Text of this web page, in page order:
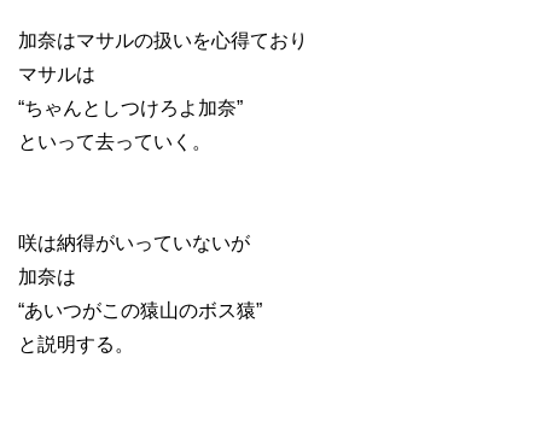
加奈はマサルの扱いを心得ており
マサルは
“ちゃんとしつけろよ加奈”
といって去っていく。
咲は納得がいっていないが
加奈は
“あいつがこの猿山のボス猿”
と説明する。